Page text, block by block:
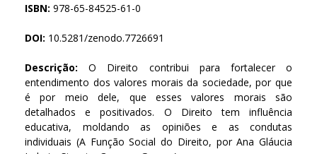
ISBN: 978-65-84525-61-0
DOI: 10.5281/zenodo.7726691
Descrição: O Direito contribui para fortalecer o
entendimento dos valores morais da sociedade, por que
é por meio dele, que esses valores morais são
detalhados e positivados. O Direito tem influência
educativa, moldando as opiniões e as condutas
individuais (A Função Social do Direito, por Ana Gláucia